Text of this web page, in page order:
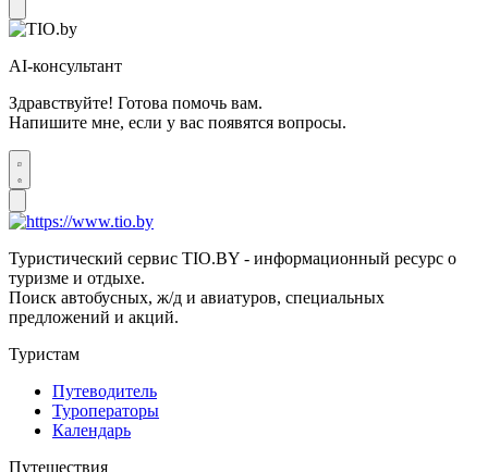
AI-консультант
Здравствуйте! Готова помочь вам.
Напишите мне, если у вас появятся вопросы.
Туристический сервис TIO.BY - информационный ресурс о
туризме и отдыхе.
Поиск автобусных, ж/д и авиатуров, специальных
предложений и акций.
Туристам
Путеводитель
Туроператоры
Календарь
Путешествия